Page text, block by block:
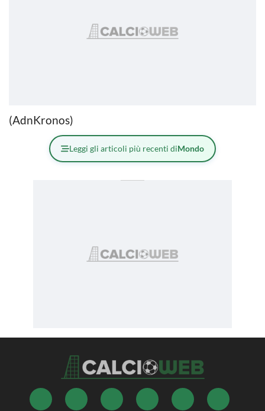
(AdnKronos)
Leggi gli articoli più recenti diMondo